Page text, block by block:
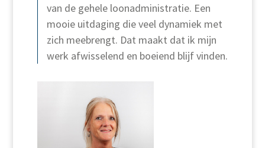
van de gehele loonadministratie. Een
mooie uitdaging die veel dynamiek met
zich meebrengt. Dat maakt dat ik mijn
werk afwisselend en boeiend blijf vinden.